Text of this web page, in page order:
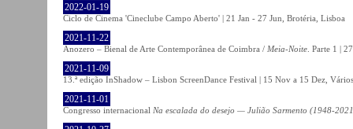
2022-01-19
Ciclo de Cinema 'Cineclube Campo Aberto' | 21 Jan - 27 Jun, Brotéria, Lisboa
2021-11-22
Anozero – Bienal de Arte Contemporânea de Coimbra / Meia-Noite . Parte 1 |
2021-11-09
13.ª edição InShadow – Lisbon ScreenDance Festival | 15 Nov a 15 Dez,
2021-11-01
Congresso internacional Na escalada do desejo — Julião Sarmento (1948-